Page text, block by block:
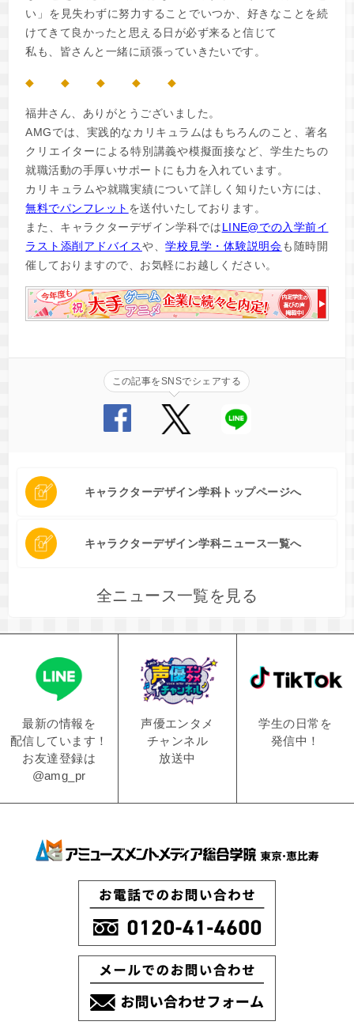
い」を見失わずに努力することでいつか、好きなことを続
けてきて良かったと思える日が必ず来ると信じて
私も、皆さんと一緒に頑張っていきたいです。
◆ ◆ ◆ ◆ ◆
福井さん、ありがとうございました。
AMGでは、実践的なカリキュラムはもちろんのこと、著名
クリエイターによる特別講義や模擬面接など、学生たちの
就職活動の手厚いサポートにも力を入れています。
カリキュラムや就職実績について詳しく知りたい方には、
無料でパンフレット を送付いたしております。
また、キャラクターデザイン学科ではLINE@での入学前イ
ラスト添削アドバイスや、学校見学・体験説明会も随時開
催しておりますので、お気軽にお越しください。
この記事をSNSでシェアする
キャラクターデザイン学科トップページへ
キャラクターデザイン学科ニュース一覧へ
全ニュース一覧を見る
最新の情報を
配信しています！
お友達登録は
@amg_pr
声優エンタメ
チャンネル
放送中
学生の日常を
発信中！